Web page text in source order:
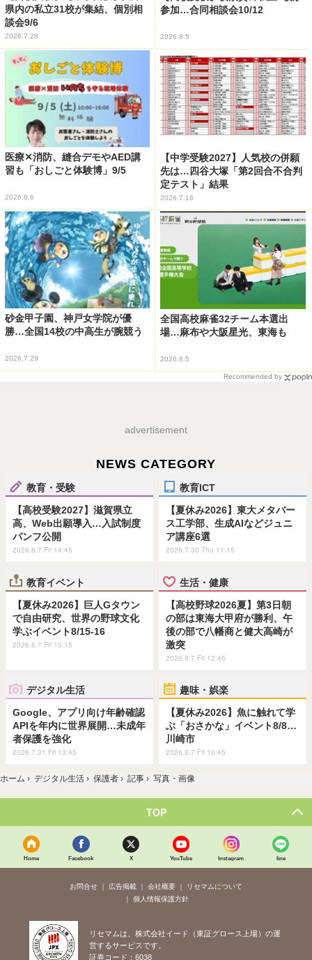
県内の私立31校が集結、個別相
談会9/6
2026.7.28
参加…合同相談会10/12
2026.8.5
医療✕消防、縫合デモやAED講
習も「おしごと体験博」9/5
2026.8.6
【中学受験2027】人気校の併願
先は…四谷大塚「第2回合不合判
定テスト」結果
2026.7.16
砂金甲子園、神戸女学院が優
勝…全国14校の中高生が腕競う
2026.7.29
全国高校麻雀32チーム本選出
場…麻布や大阪星光、東海も
2026.8.5
Recommended by
advertisement
NEWS CATEGORY
教育・受験
【高校受験2027】滋賀県立
高、Web出願導入…入試制度
パンフ公開
2026.8.7 Fri 14:45
教育ICT
【夏休み2026】東大メタバー
ス工学部、生成AIなどジュニ
ア講座6選
2026.7.30 Thu 11:15
教育イベント
【夏休み2026】巨人Gタウン
で自由研究、世界の野球文化
学ぶイベント8/15-16
2026.8.7 Fri 15:15
生活・健康
【高校野球2026夏】第3日朝
の部は東海大甲府が勝利、午
後の部で八幡商と健大高崎が
激突
2026.8.7 Fri 12:45
デジタル生活
Google、アプリ向け年齢確認
APIを年内に世界展開…未成年
者保護を強化
2026.7.31 Fri 13:45
趣味・娯楽
【夏休み2026】魚に触れて学
ぶ「おさかな」イベント8/8…
川崎市
2026.8.7 Fri 10:45
ホーム › デジタル生活 › 保護者 › 記事 › 写真・画像
TOP
Home Facebook X YouTube Instagram line
お問合せ 広告掲載 会社概要
リセマムについて
個人情報保護方針
リセマムは、株式会社イード（東証グロース上場）の運
営するサービスです。
証券コード：6038